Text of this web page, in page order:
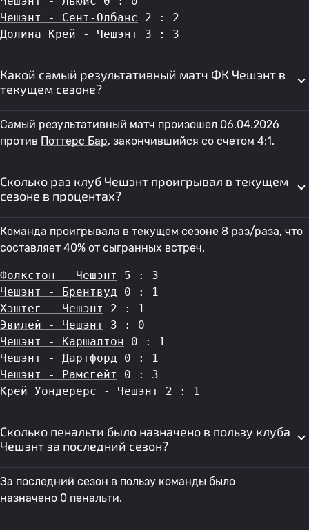
Чешэнт - Сент-Олбанс 2 : 2
Долина Крей - Чешэнт
3 : 3
Какой самый результативный матч ФК Чешэнт в
текущем сезоне?
Самый результативный матч произошел 06.04.2026
против Поттерс Бар, закончившийся со счетом 4:1.
Сколько раз клуб Чешэнт проигрывал в текущем
сезоне в процентах?
Команда проигрывала в текущем сезоне 8 раз/раза, что
составляет 40% от сыгранных встреч.
Фолкстон - Чешэнт
5 : 3
Чешэнт - Брентвуд 0 : 1
Хэштег - Чешэнт
2 : 1
Эвилей - Чешэнт
3 : 0
Чешэнт - Каршалтон 0 : 1
Чешэнт - Дартфорд 0 : 1
Чешэнт - Рамсгейт
0 : 3
Крей Уондерерс - Чешэнт
2 : 1
Сколько пенальти было назначено в пользу клуба
Чешэнт за последний сезон?
За последний сезон в пользу команды было
назначено 0 пенальти.